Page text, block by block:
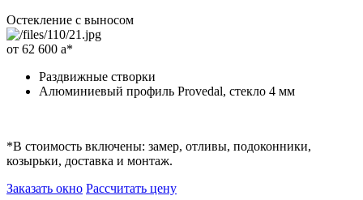
Остекление с выносом
от 62 600 a*
Раздвижные створки
Алюминиевый профиль Provedal, стекло 4 мм
*В стоимость включены: замер, отливы, подоконники,
козырьки, доставка и монтаж.
Заказать окно Рассчитать цену